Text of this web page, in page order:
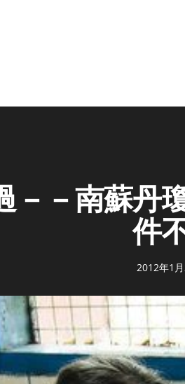
－－南蘇
件
2012年1